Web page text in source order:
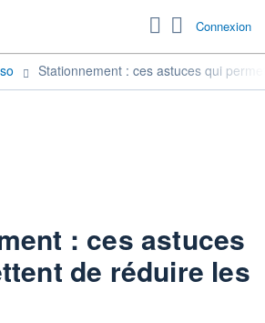
Connexion
Stationnement : ces astuces qui
: ces astuces
de réduire les